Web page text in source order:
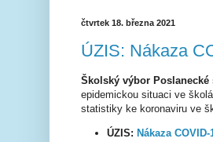
čtvrtek 18. března 2021
ÚZIS: Nákaza
Školský výbor Poslanecké
epidemickou situaci ve
statistiky ke koronaviru ve
ÚZIS: Nákaza